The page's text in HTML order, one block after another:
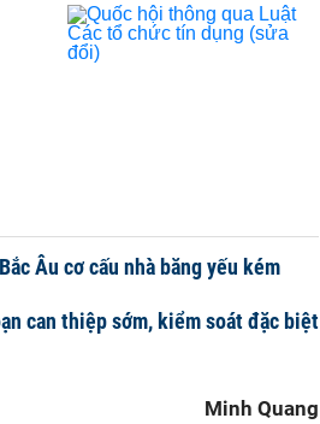
Âu cơ cấu nhà băng yếu kém
can thiệp sớm, kiểm soát đặc biệt
Minh Quang